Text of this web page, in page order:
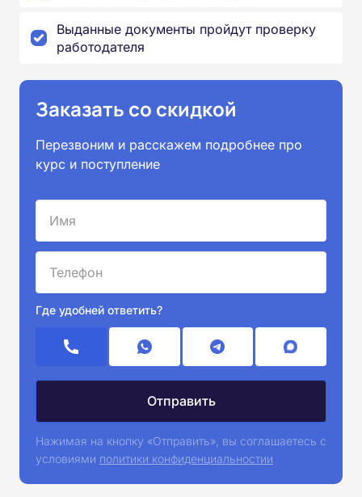
Выданные документы пройдут проверку
работодателя
Заказать со скидкой
Перезвоним и расскажем подробнее про
курс и поступление
Где удобней ответить?
Нажимая на кнопку «Отправить», вы соглашаетесь с
условиями политики конфиденциальностии